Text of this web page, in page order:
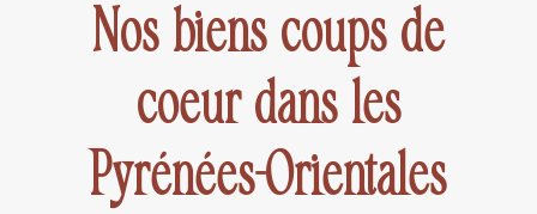
Nos biens coups de
coeur dans les
Pyrénées-Orientales